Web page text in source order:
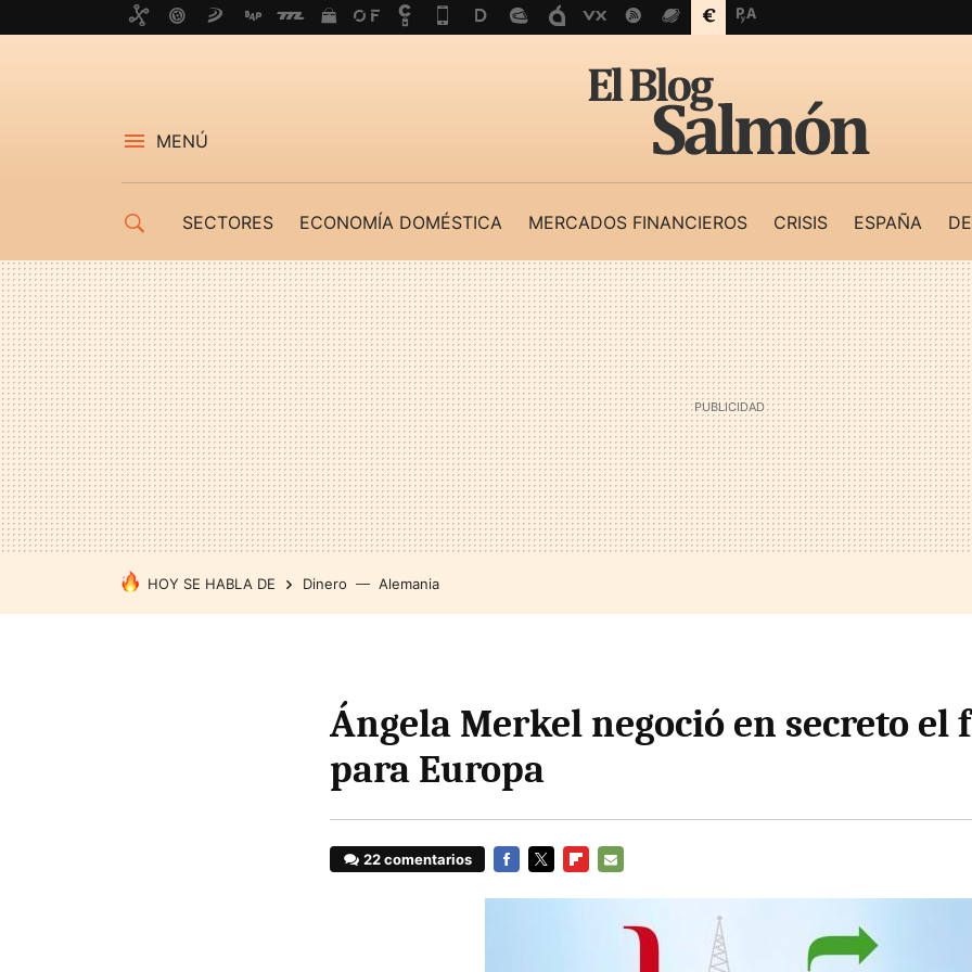
MENÚ
SECTORES ECONOMÍA DOMÉSTICA MERCADOS FINANCIEROS CRISIS ESPAÑA
HOY SE HABLA DE Dinero Alemania
Ángela Merkel negoció en secreto el
para Europa
22 comentarios